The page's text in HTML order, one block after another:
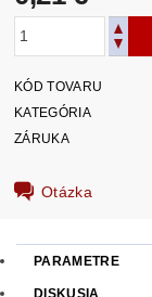
KÓD TOVARU
KATEGÓRIA
ZÁRUKA
Otázka
PARAMETRE
DISKUSIA